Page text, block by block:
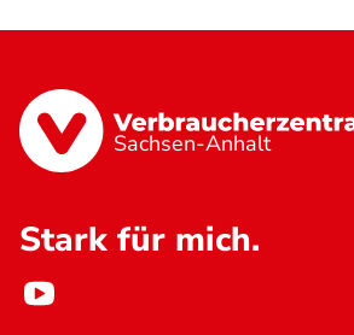
Sachsen-Anhalt
Stark für mich.